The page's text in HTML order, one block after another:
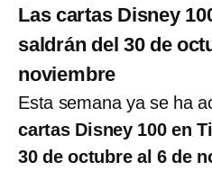
Las cartas Disney
saldrán del 30 de
noviembre
Esta semana ya se ha
cartas Disney 100 en
30 de octubre al 6 de